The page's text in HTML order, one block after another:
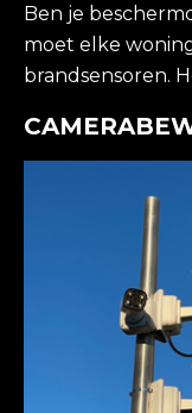
Ben je
moet elke
brandsensoren.